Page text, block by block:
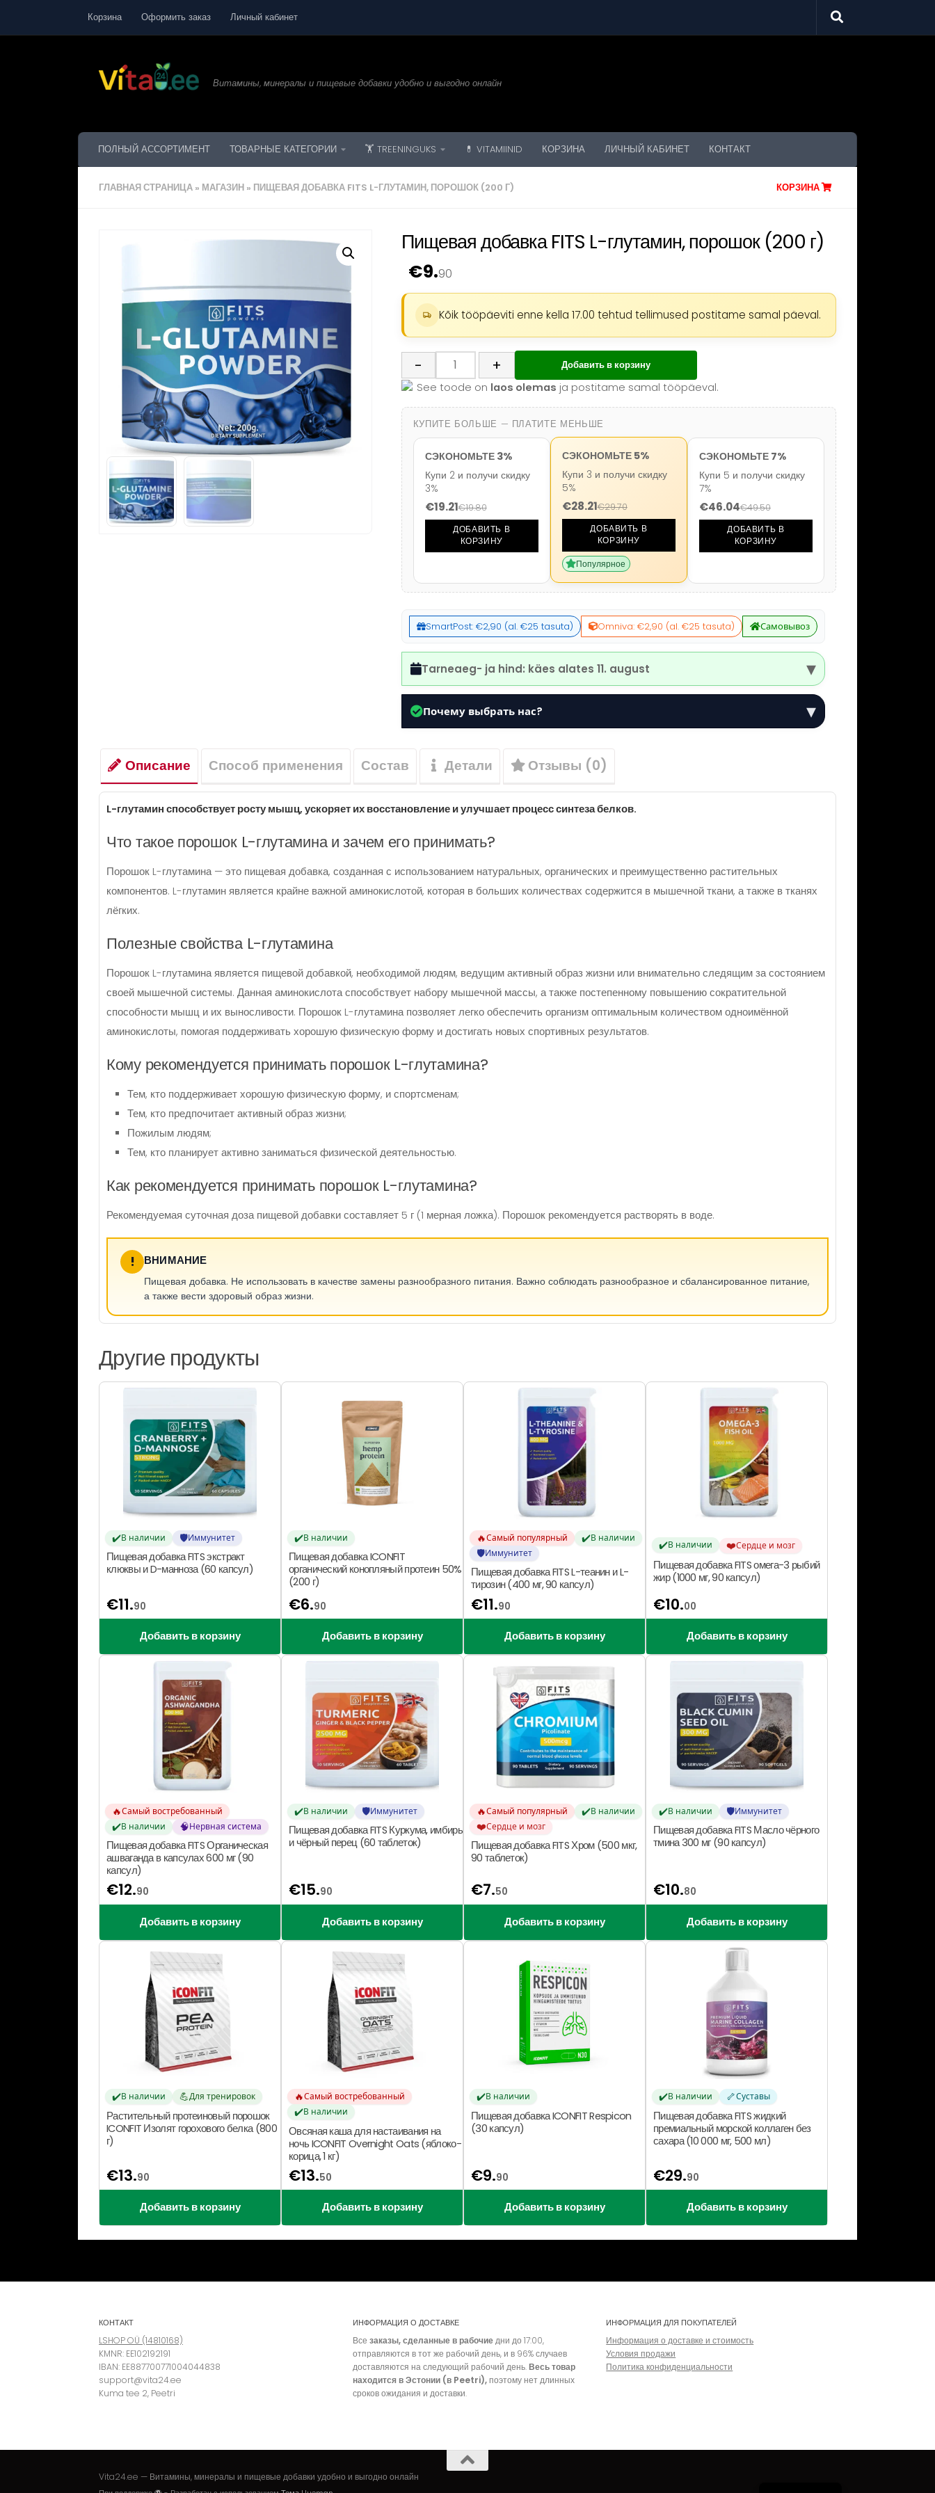
Перейти к содержанию
Корзина Оформить заказ Личный кабинет
Витамины, минералы и пищевые добавки удобно и выгодно онлайн
ПОЛНЫЙ АССОРТИМЕНТ ТОВАРНЫЕ КАТЕГОРИИ 🏋️ TREENINGUKS 💊 VITAMIINID КОРЗИНА ЛИЧНЫЙ КАБИНЕТ КОНТАКТ
ГЛАВНАЯ СТРАНИЦА » МАГАЗИН » ПИЩЕВАЯ ДОБАВКА FITS L-ГЛУТАМИН, ПОРОШОК (200 Г) КОРЗИНА
Пищевая добавка FITS L-глутамин, порошок (200 г)
€9.90
-
Toidulisand
L-
Glutamiin
pulber
(200g)
количество
+ Добавить в корзину
See toode on laos olemas ja postitame samal tööpäeval.
КУПИТЕ БОЛЬШЕ — ПЛАТИТЕ МЕНЬШЕ
СЭКОНОМЬТЕ 3%
Купи 2 и получи скидку
3%
€19.21€19.80
ДОБАВИТЬ В
КОРЗИНУ
СЭКОНОМЬТЕ 5%
Купи 3 и получи скидку
5%
€28.21€29.70
ДОБАВИТЬ В
КОРЗИНУ
Популярное
СЭКОНОМЬТЕ 7%
Купи 5 и получи скидку
7%
€46.04€49.50
ДОБАВИТЬ В
КОРЗИНУ
SmartPost: €2,90 (al. €25 tasuta) Omniva: €2,90 (al. €25 tasuta) Самовывоз
Tarneaeg- ja hind: käes alates 11. august ▾
Почему выбрать нас? ▾
Описание Способ применения Состав Детали Отзывы (0)
L-глутамин способствует росту мышц, ускоряет их восстановление и улучшает процесс синтеза белков.
Что такое порошок L-глутамина и зачем его принимать?
Порошок L-глутамина — это пищевая добавка, созданная с использованием натуральных, органических и преимущественно растительных
компонентов. L-глутамин является крайне важной аминокислотой, которая в больших количествах содержится в мышечной ткани, а также в тканях
лёгких.
Полезные свойства L-глутамина
Порошок L-глутамина является пищевой добавкой, необходимой людям, ведущим активный образ жизни или внимательно следящим за состоянием
своей мышечной системы. Данная аминокислота способствует набору мышечной массы, а также постепенному повышению сократительной
способности мышц и их выносливости. Порошок L-глутамина позволяет легко обеспечить организм оптимальным количеством одноимённой
аминокислоты, помогая поддерживать хорошую физическую форму и достигать новых спортивных результатов.
Кому рекомендуется принимать порошок L-глутамина?
Тем, кто поддерживает хорошую физическую форму, и спортсменам;
Тем, кто предпочитает активный образ жизни;
Пожилым людям;
Тем, кто планирует активно заниматься физической деятельностью.
Как рекомендуется принимать порошок L-глутамина?
Рекомендуемая суточная доза пищевой добавки составляет 5 г (1 мерная ложка). Порошок рекомендуется растворять в воде.
! ВНИМАНИЕ
Пищевая добавка. Не использовать в качестве замены разнообразного питания. Важно соблюдать разнообразное и сбалансированное питание,
а также вести здоровый образ жизни.
Другие продукты
✔️В наличии 🛡️Иммунитет
Пищевая добавка FITS экстракт
клюквы и D-манноза (60 капсул)
€11.90
Добавить в корзину
✔️В наличии
Пищевая добавка ICONFIT
органический конопляный протеин 50%
(200 г)
€6.90
Добавить в корзину
🔥Самый популярный ✔️В наличии
🛡️Иммунитет
Пищевая добавка FITS L-теанин и L-
тирозин (400 мг, 90 капсул)
€11.90
Добавить в корзину
✔️В наличии ❤️Сердце и мозг
Пищевая добавка FITS омега-3 рыбий
жир (1000 мг, 90 капсул)
€10.00
Добавить в корзину
🔥Самый востребованный
✔️В наличии 🧠Нервная система
Пищевая добавка FITS Органическая
ашваганда в капсулах 600 мг (90
капсул)
€12.90
Добавить в корзину
✔️В наличии 🛡️Иммунитет
Пищевая добавка FITS Куркума, имбирь
и чёрный перец (60 таблеток)
€15.90
Добавить в корзину
🔥Самый популярный ✔️В наличии
❤️Сердце и мозг
Пищевая добавка FITS Хром (500 мкг,
90 таблеток)
€7.50
Добавить в корзину
✔️В наличии 🛡️Иммунитет
Пищевая добавка FITS Масло чёрного
тмина 300 мг (90 капсул)
€10.80
Добавить в корзину
✔️В наличии 💪Для тренировок
Растительный протеиновый порошок
ICONFIT Изолят горохового белка (800
г)
€13.90
Добавить в корзину
🔥Самый востребованный
✔️В наличии
Овсяная каша для настаивания на
ночь ICONFIT Overnight Oats (яблоко-
корица, 1 кг)
€13.50
Добавить в корзину
✔️В наличии
Пищевая добавка ICONFIT Respicon
(30 капсул)
€9.90
Добавить в корзину
✔️В наличии 🦴Суставы
Пищевая добавка FITS жидкий
премиальный морской коллаген без
сахара (10 000 мг, 500 мл)
€29.90
Добавить в корзину
КОНТАКТ
LSHOP OÜ (14810168)
KMNR: EE102192191
IBAN: EE887700771004044838
support@vita24.ee
Kuma tee 2, Peetri
ИНФОРМАЦИЯ О ДОСТАВКЕ
Все заказы, сделанные в рабочиедни до 17:00,
отправляются в тот же рабочий день, и в 96% случаев
доставляются на следующий рабочий день.Весь товар
находится в Эстонии (в Peetri),поэтому нет длинных
сроков ожидания и доставки.
ИНФОРМАЦИЯ ДЛЯ ПОКУПАТЕЛЕЙ
Информация о доставке и стоимость
Условия продажи
Политика конфиденциальности
Vita24.ee — Витамины, минералы и пищевые добавки удобно и выгодно онлайн